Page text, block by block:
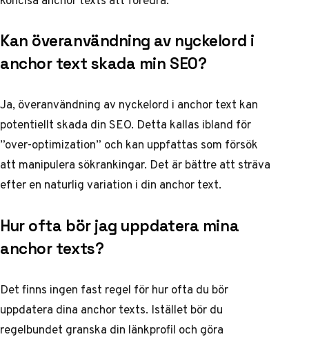
Kan överanvändning av nyckelord i
anchor text skada min SEO?
Ja, överanvändning av nyckelord i anchor text kan
potentiellt skada din SEO. Detta kallas ibland för
”over-optimization” och kan uppfattas som försök
att manipulera sökrankingar. Det är bättre att sträva
efter en naturlig variation i din anchor text.
Hur ofta bör jag uppdatera mina
anchor texts?
Det finns ingen fast regel för hur ofta du bör
uppdatera dina anchor texts. Istället bör du
regelbundet granska din länkprofil och göra